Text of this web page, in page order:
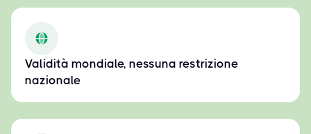
Validità mondiale, nessuna restrizione
nazionale